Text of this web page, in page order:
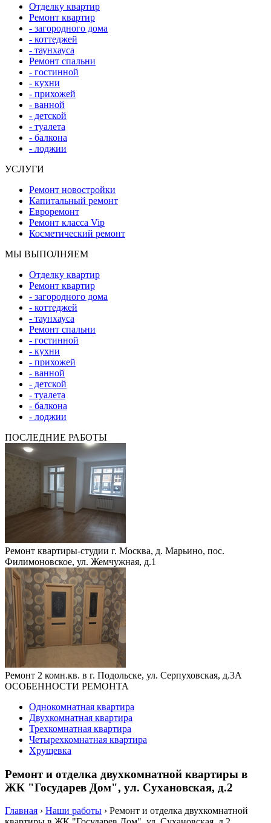
Отделку квартир
Ремонт квартир
- загородного дома
- коттеджей
- таунхауса
Ремонт спальни
- гостинной
- кухни
- прихожей
- ванной
- детской
- туалета
- балкона
- лоджии
УСЛУГИ
Ремонт новостройки
Капитальный ремонт
Евроремонт
Ремонт класса Vip
Косметический ремонт
МЫ ВЫПОЛНЯЕМ
Отделку квартир
Ремонт квартир
- загородного дома
- коттеджей
- таунхауса
Ремонт спальни
- гостинной
- кухни
- прихожей
- ванной
- детской
- туалета
- балкона
- лоджии
ПОСЛЕДНИЕ РАБОТЫ
Ремонт квартиры-студии г. Москва, д. Марьино, пос.
Филимоновское, ул. Жемчужная, д.1
Ремонт 2 комн.кв. в г. Подольске, ул. Серпуховская, д.3А
ОСОБЕННОСТИ РЕМОНТА
Однокомнатная квартира
Двухкомнатная квартира
Трехкомнатная квартира
Четырехкомнатная квартира
Хрущевка
Ремонт и отделка двухкомнатной квартиры в
ЖК "Государев Дом", ул. Сухановская, д.2
Главная › Наши работы › Ремонт и отделка двухкомнатной